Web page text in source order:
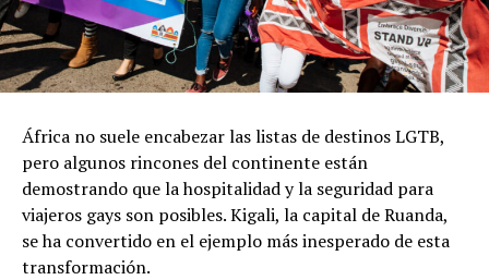
África no suele encabezar las listas de destinos LGTB,
pero algunos rincones del continente están
demostrando que la hospitalidad y la seguridad para
viajeros gays son posibles. Kigali, la capital de Ruanda,
se ha convertido en el ejemplo más inesperado de esta
transformación.